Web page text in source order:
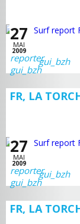
27
MAI
2009
gui_bzh
FR, LA
27
MAI
2009
gui_bzh
FR, LA